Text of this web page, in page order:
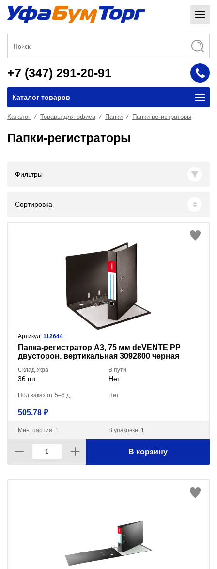
+7 (347) 291-20-91
Каталог товаров
Каталог Товары для офиса Папки Папки-регистраторы
Папки-регистраторы
Фильтры
Сортировка
Артикул: 112644
Пaпка-регистратор А3, 75 мм deVENTE PP
двусторон. вертикальная 3092800 черная
Склад Уфа
36 шт
В пути
Нет
Под заказ от 5–6 д. Нет
505.78 ₽
Мин. партия: 1 В упаковке: 1
В корзину